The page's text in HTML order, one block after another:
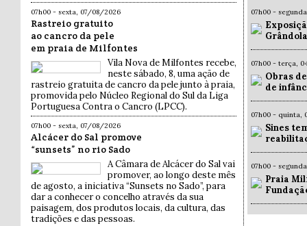
07h00 - sexta, 07/08/2026
Rastreio gratuito
ao cancro da pele
em praia de Milfontes
Vila Nova de Milfontes recebe,
neste sábado, 8, uma ação de
rastreio gratuita de cancro da pele junto à praia,
promovida pelo Núcleo Regional do Sul da Liga
Portuguesa Contra o Cancro (LPCC).
07h00 - sexta, 07/08/2026
Alcácer do Sal promove
“sunsets” no rio Sado
A Câmara de Alcácer do Sal vai
promover, ao longo deste mês
de agosto, a iniciativa “Sunsets no Sado”, para
dar a conhecer o concelho através da sua
paisagem, dos produtos locais, da cultura, das
tradições e das pessoas.
07h00 -
07h00 - terça,
Obras
de
07h00 - quinta,
Sines
07h00 -
Praia